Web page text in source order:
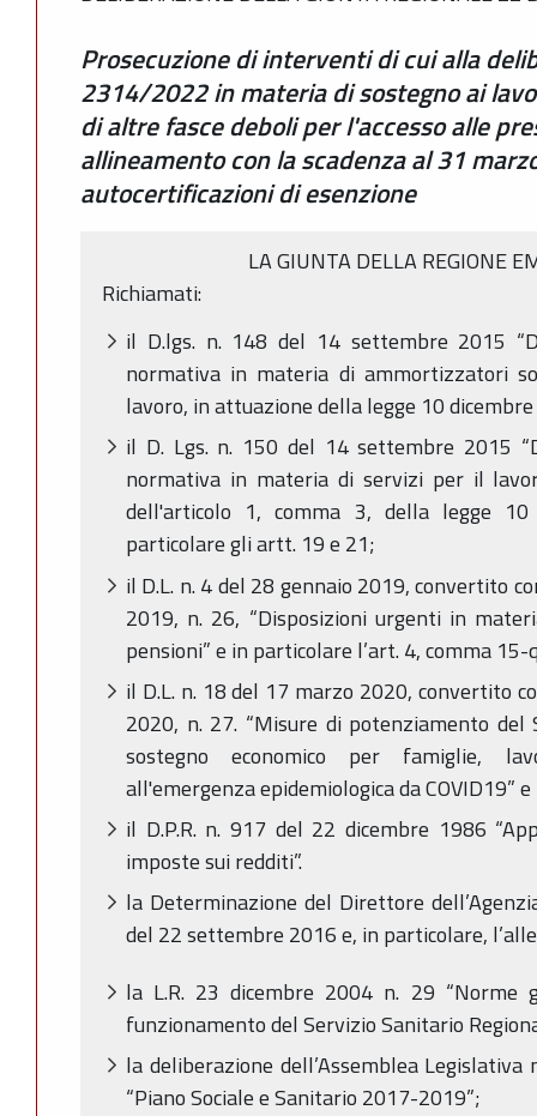
Prosecuzione di interventi di cui alla
2314/2022 in materia di sostegno ai
di altre fasce deboli per l'accesso alle
allineamento con la scadenza al 31
autocertificazioni di esenzione
LA GIUNTA DELLA REGIONE
Richiamati:
il D.lgs. n. 148 del 14 settembre 2015
normativa in materia di ammortizzatori
lavoro, in attuazione della legge 10
il D. Lgs. n. 150 del 14 settembre 2015
normativa in materia di servizi per il
dell'articolo 1, comma 3, della legge
particolare gli artt. 19 e 21;
il D.L. n. 4 del 28 gennaio 2019, convertito
2019, n. 26, “Disposizioni urgenti in
pensioni” e in particolare l’art. 4, comma
il D.L. n. 18 del 17 marzo 2020, convertito
2020, n. 27. “Misure di potenziamento
sostegno economico per famiglie,
all'emergenza epidemiologica da COVID19”
il D.P.R. n. 917 del 22 dicembre 1986
imposte sui redditi”.
la Determinazione del Direttore
del 22 settembre 2016 e, in particolare,
la L.R. 23 dicembre 2004 n. 29 “Norme
funzionamento del Servizio Sanitario
la deliberazione dell’Assemblea
“Piano Sociale e Sanitario 2017-2019”;